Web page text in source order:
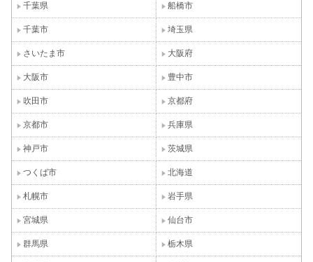
千葉県 船橋市
千葉市 埼玉県
さいたま市 大阪府
大阪市 豊中市
吹田市 京都府
京都市 兵庫県
神戸市 茨城県
つくば市 北海道
札幌市 岩手県
宮城県 仙台市
群馬県 栃木県